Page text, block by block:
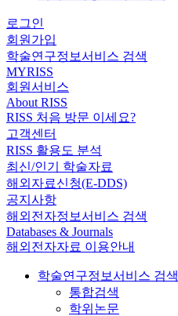
로그인
회원가입
학술연구정보서비스 검색
MYRISS
회원서비스
About RISS
RISS 처음 방문 이세요?
고객센터
RISS 활용도 분석
최신/인기 학술자료
해외자료신청(E-DDS)
공지사항
해외전자정보서비스 검색
Databases & Journals
해외전자자료 이용안내
학술연구정보서비스 검색
통합검색
학위논문